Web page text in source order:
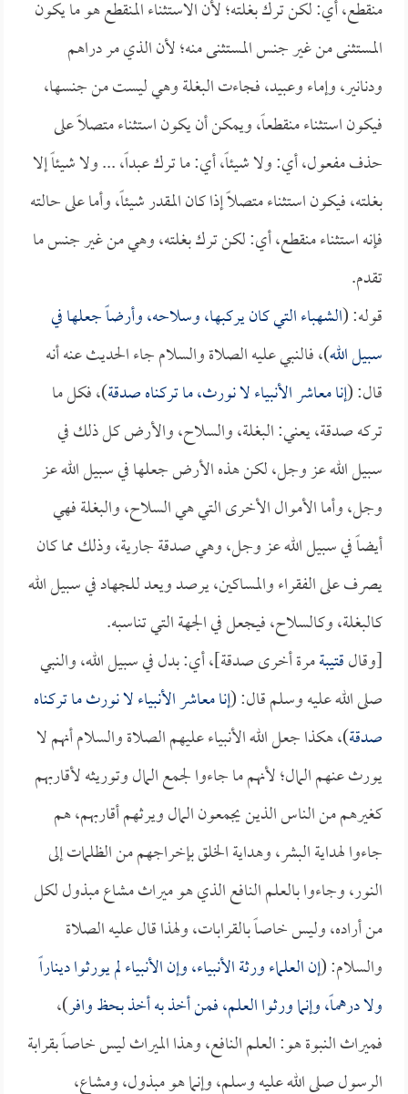
منقطع، أي: لكن ترك بغلته؛ لأن الاستثناء المنقطع هو ما يكون
المستثنى من غير جنس المستثنى منه؛ لأن الذي مر دراهم
ودنانير، وإماء وعبيد، فجاءت البغلة وهي ليست من جنسها،
فيكون استثناء منقطعاً، ويمكن أن يكون استثناء متصلاً على
حذف مفعول، أي: ولا شيئاً، أي: ما ترك عبداً، ... ولا شيئاً إلا
بغلته، فيكون استثناء متصلاً إذا كان المقدر شيئاً، وأما على حالته
فإنه استثناء منقطع، أي: لكن ترك بغلته، وهي من غير جنس ما
تقدم.
قوله: (الشهباء التي كان يركبها، وسلاحه، وأرضاً جعلها في
سبيل الله)، فالنبي عليه الصلاة والسلام جاء الحديث عنه أنه
قال: (إنا معاشر الأنبياء لا نورث، ما تركناه صدقة)، فكل ما
تركه صدقة، يعني: البغلة، والسلاح، والأرض كل ذلك في
سبيل الله عز وجل، لكن هذه الأرض جعلها في سبيل الله عز
وجل، وأما الأموال الأخرى التي هي السلاح، والبغلة فهي
أيضاً في سبيل الله عز وجل، وهي صدقة جارية، وذلك مما كان
يصرف على الفقراء والمساكين، يرصد ويعد للجهاد في سبيل الله
كالبغلة، وكالسلاح، فيجعل في الجهة التي تناسبه.
[وقالقتيبةمرة أخرى صدقة]، أي: بدل في سبيل الله، والنبي
صلى الله عليه وسلم قال: (إنا معاشر الأنبياء لا نورث ما تركناه
صدقة)، هكذا جعل الله الأنبياء عليهم الصلاة والسلام أنهم لا
يورث عنهم المال؛ لأنهم ما جاءوا لجمع المال وتوريثه لأقاربهم
كغيرهم من الناس الذين يجمعون المال ويرثهم أقاربهم، هم
جاءوا لهداية البشر، وهداية الخلق بإخراجهم من الظلمات إلى
النور، وجاءوا بالعلم النافع الذي هو ميراث مشاع مبذول لكل
من أراده، وليس خاصاً بالقرابات، ولهذا قال عليه الصلاة
والسلام: (إن العلماء ورثة الأنبياء، وإن الأنبياء لم يورثوا ديناراً
ولا درهماً، وإنما ورثوا العلم، فمن أخذ به أخذ بحظ وافر)،
فميراث النبوة هو: العلم النافع، وهذا الميراث ليس خاصاً بقرابة
الرسول صلى الله عليه وسلم، وإنما هو مبذول، ومشاع،